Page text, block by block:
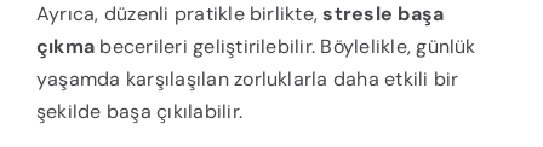
Ayrıca, düzenli pratikle birlikte,stresle başa
çıkma becerileri geliştirilebilir. Böylelikle, günlük
yaşamda karşılaşılan zorluklarla daha etkili bir
şekilde başa çıkılabilir.